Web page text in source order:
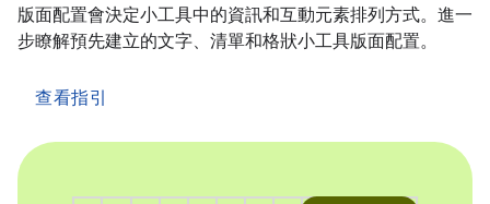
版面配置會決定小工具中的資訊和互動元素排列方式。進一
步瞭解預先建立的文字、清單和格狀小工具版面配置。
查看指引